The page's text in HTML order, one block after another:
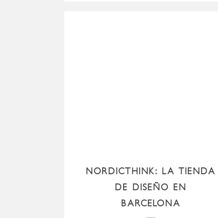
NORDICTHINK: LA TIENDA
DE DISEÑO EN
BARCELONA